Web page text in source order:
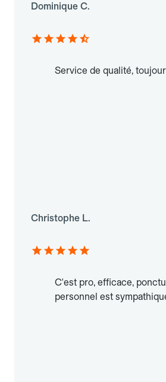
Dominique C.
Service de qualité,
Christophe L.
C'est pro, efficace,
personnel est